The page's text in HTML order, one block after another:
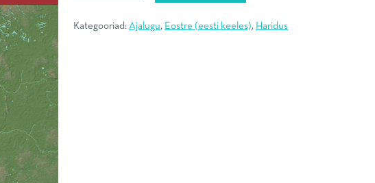
kogus
Kategooriad: Ajalugu, Eostre (eesti keeles), Haridus